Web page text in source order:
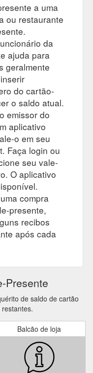
a uma
ou restaurante
da
ajuda para
geralmente
do cartão-
o saldo atual.
emissor do
aplicativo
o em seu
Faça login ou
seu vale-
O aplicativo
compra
presente,
recibos
após cada
Presente
de saldo de cartão
Balcão de loja